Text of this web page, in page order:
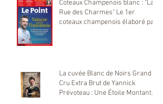
Coteaux Champenois blanc : "La
Rue des Charmes" Le 1er
coteaux champenois élaboré par
La cuvée Blanc de Noirs Grand
Cru Extra Brut de Yannick
Prévoteau : Une Étoile Montante